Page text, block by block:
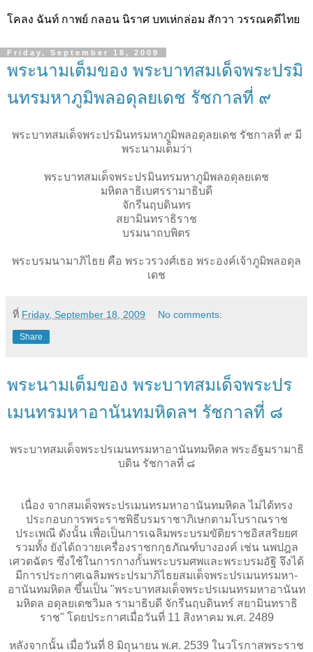
โคลง ฉันท์ กาพย์ กลอน นิราศ บทเห่กล่อม สักวา วรรณคดีไทย
Friday, September 18, 2009
พระนามเต็มของ พระบาทสมเด็จพระปรมิ
นทรมหาภูมิพลอดุลยเดช รัชกาลที่ ๙
พระบาทสมเด็จพระปรมินทรมหาภูมิพลอดุลยเดช รัชกาลที่ ๙ มี
พระนามเต็มว่า
พระบาทสมเด็จพระปรมินทรมหาภูมิพลอดุลยเดช
มหิตลาธิเบศรรามาธิบดี
จักรีนฤบดินทร
สยามินทราธิราช
บรมนาถบพิตร
พระบรมนามาภิไธย คือ พระวรวงศ์เธอ พระองค์เจ้าภูมิพลอดุล
เดช
ที่ Friday, September 18, 2009 No comments:
Share
พระนามเต็มของ พระบาทสมเด็จพระปร
เมนทรมหาอานันทมหิดลฯ รัชกาลที่ ๘
พระบาทสมเด็จพระปรเมนทรมหาอานันทมหิดล พระอัฐมรามาธิ
บดิน รัชกาลที่ ๘
เนื่อง จากสมเด็จพระปรเมนทรมหาอานันทมหิดล ไม่ได้ทรง
ประกอบการพระราชพิธีบรมราชาภิเษกตามโบราณราช
ประเพณี ดังนั้น เพื่อเป็นการเฉลิมพระบรมขัติยราชอิสสริยยศ
รวมทั้ง ยังได้ถวายเครื่องราชกกุธภัณฑ์บางองค์ เช่น นพปฎล
เศวตฉัตร ซึ่งใช้ในการกางกั้นพระบรมศพและพระบรมอัฐิ จึงได้
มีการประกาศเฉลิมพระปรมาภิไธยสมเด็จพระปรเมนทรมหา-
อานันทมหิดล ขึ้นเป็น "พระบาทสมเด็จพระปรเมนทรมหาอานันท
มหิดล อดุลยเดชวิมล รามาธิบดี จักรีนฤบดินทร์ สยามินทราธิ
ราช" โดยประกาศเมื่อวันที่ 11 สิงหาคม พ.ศ. 2489
หลังจากนั้น เมื่อวันที่ 8 มิถุนายน พ.ศ. 2539 ในวโรกาสพระราช